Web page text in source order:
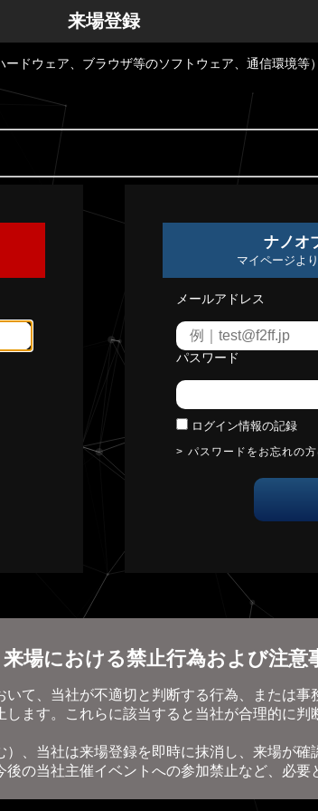
来場登録
ドウェア、ブラウザ等のソフトウェア、通信環境
ナノオ
マイページよ
メールアドレス
パスワード
ログイン情報の記録
パスワードをお忘れの方
場における禁止行為および注意
て、当社が不適切と判断する行為、または
ます。これらに該当すると当社が合理的に
、当社は来場登録を即時に抹消し、来場が確
の当社主催イベントへの参加禁止など、必要